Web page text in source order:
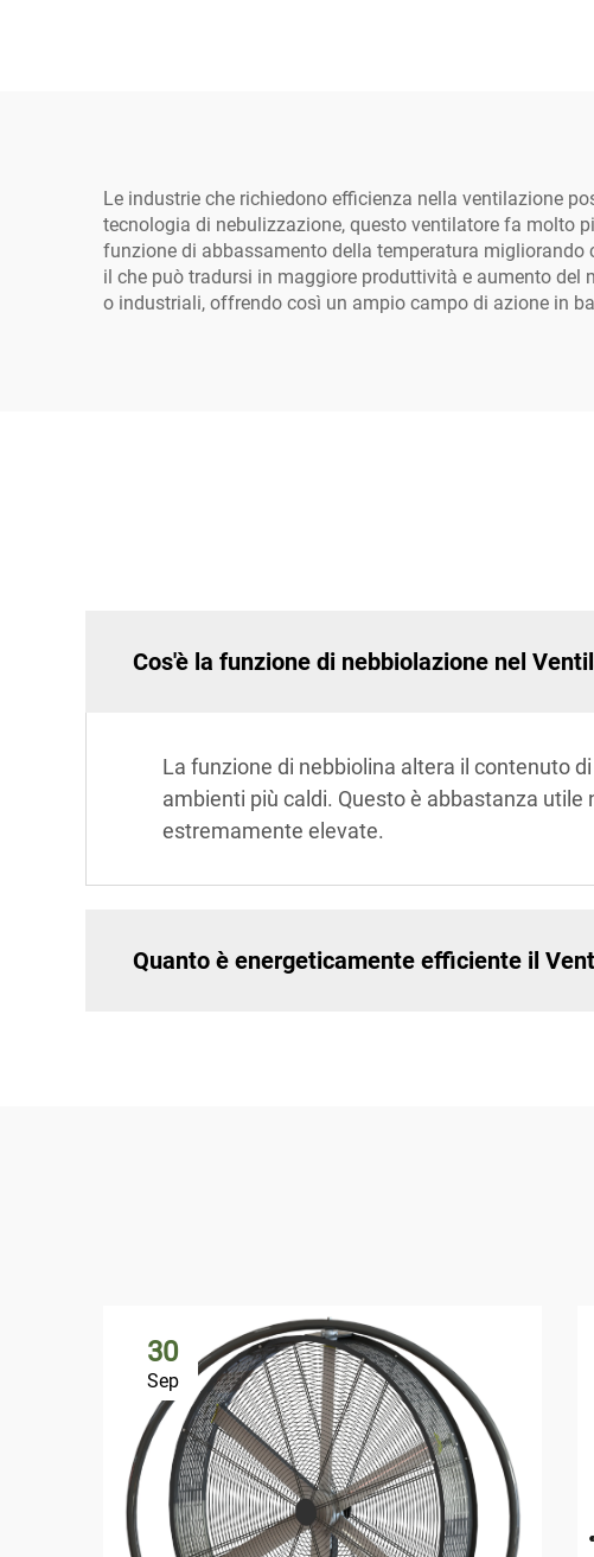
Le industrie che richiedono efficienza nella ventilazione
tecnologia di nebulizzazione, questo ventilatore fa molto
funzione di abbassamento della temperatura
il che può tradursi in maggiore produttività e aumento
o industriali, offrendo così un ampio campo di azione in
Cos'è la funzione di nebbiolazione nel
La funzione di nebbiolina altera il contenuto
ambienti più caldi. Questo è abbastanza
estremamente elevate.
Quanto è energeticamente efficiente il
30
Sep